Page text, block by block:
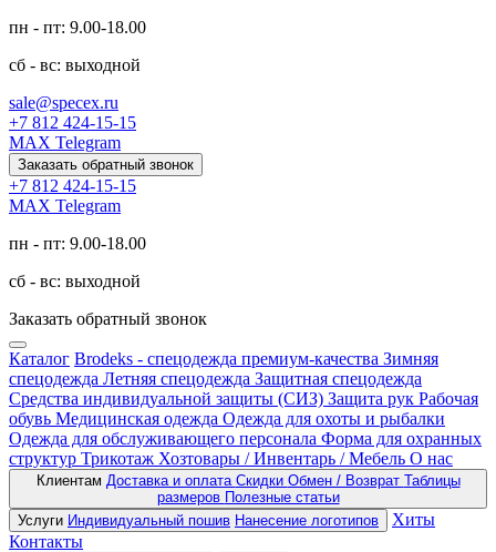
пн - пт: 9.00-18.00
сб - вс: выходной
sale@specex.ru
+7 812 424-15-15
MAX Telegram
Заказать обратный звонок
+7 812 424-15-15
MAX Telegram
пн - пт: 9.00-18.00
сб - вс: выходной
Заказать обратный звонок
Каталог Brodeks - спецодежда премиум-качества Зимняя
спецодежда Летняя спецодежда Защитная спецодежда
Средства индивидуальной защиты (СИЗ) Защита рук Рабочая
обувь Медицинская одежда Одежда для охоты и рыбалки
Одежда для обслуживающего персонала Форма для охранных
структур Трикотаж Хозтовары / Инвентарь / Мебель О нас
Клиентам Доставка и оплата Скидки Обмен / Возврат Таблицы
размеров Полезные статьи
Услуги Индивидуальный пошив Нанесение логотипов
Хиты
Контакты